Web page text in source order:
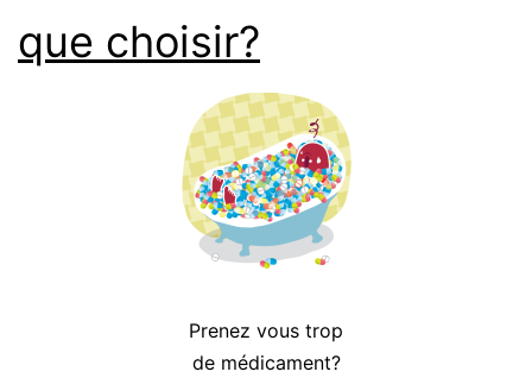
que choisir?
Prenez vous trop
de médicament?